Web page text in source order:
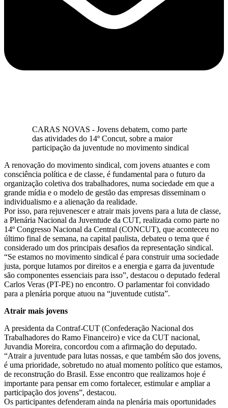
CARAS NOVAS - Jovens debatem, como parte
das atividades do 14º Concut, sobre a maior
participação da juventude no movimento sindical
A renovação do movimento sindical, com jovens atuantes e com
consciência política e de classe, é fundamental para o futuro da
organização coletiva dos trabalhadores, numa sociedade em que a
grande mídia e o modelo de gestão das empresas disseminam o
individualismo e a alienação da realidade.
Por isso, para rejuvenescer e atrair mais jovens para a luta de classe,
a Plenária Nacional da Juventude da CUT, realizada como parte no
14º Congresso Nacional da Central (CONCUT), que aconteceu no
último final de semana, na capital paulista, debateu o tema que é
considerado um dos principais desafios da representação sindical.
“Se estamos no movimento sindical é para construir uma sociedade
justa, porque lutamos por direitos e a energia e garra da juventude
são componentes essenciais para isso”, destacou o deputado federal
Carlos Veras (PT-PE) no encontro. O parlamentar foi convidado
para a plenária porque atuou na “juventude cutista”.
Atrair mais jovens
A presidenta da Contraf-CUT (Confederação Nacional dos
Trabalhadores do Ramo Financeiro) e vice da CUT nacional,
Juvandia Moreira, concordou com a afirmação do deputado.
“Atrair a juventude para lutas nossas, e que também são dos jovens,
é uma prioridade, sobretudo no atual momento político que estamos,
de reconstrução do Brasil. Esse encontro que realizamos hoje é
importante para pensar em como fortalecer, estimular e ampliar a
participação dos jovens”, destacou.
Os participantes defenderam ainda na plenária mais oportunidades